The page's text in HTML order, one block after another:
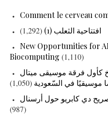
Comment le cerveau
افتتاحية الثعلب (1)
(1,292)
New Opportunities for
Biocomputing (1,110)
كأول فرقة موسيقى ميتال
موسيقيًا في السّعودية (1,050)
دي كابريو حول أرسنال
(987)